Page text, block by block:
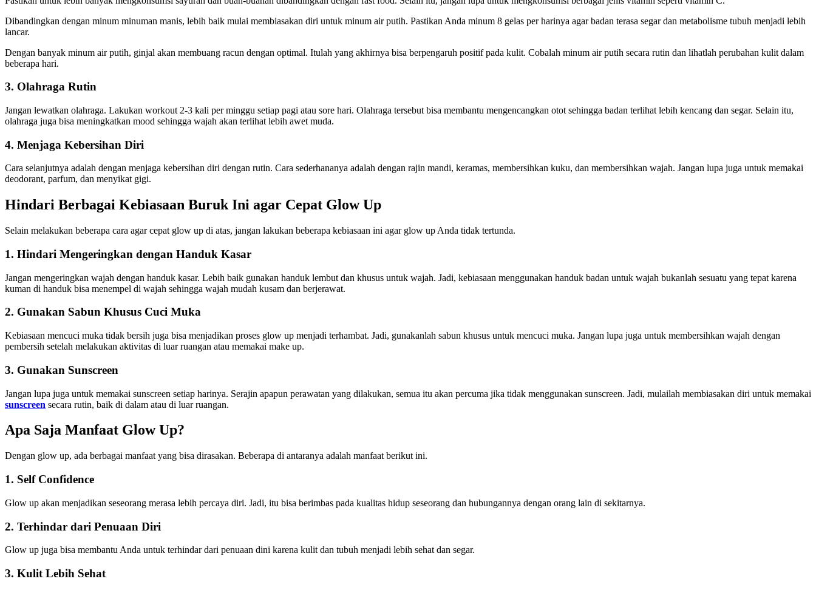
Dibandingkan dengan minum minuman manis, lebih baik mulai membiasakan diri untuk minum air putih. Pastikan Anda minum 8 gelas per harinya agar badan terasa segar dan metabolisme tubuh menjadi lebih
lancar.
Dengan banyak minum air putih, ginjal akan membuang racun dengan optimal. Itulah yang akhirnya bisa berpengaruh positif pada kulit. Cobalah minum air putih secara rutin dan lihatlah perubahan kulit dalam
beberapa hari.
3. Olahraga Rutin
Jangan lewatkan olahraga. Lakukan workout 2-3 kali per minggu setiap pagi atau sore hari. Olahraga tersebut bisa membantu mengencangkan otot sehingga badan terlihat lebih kencang dan segar. Selain itu,
olahraga juga bisa meningkatkan mood sehingga wajah akan terlihat lebih awet muda.
4. Menjaga Kebersihan Diri
Cara selanjutnya adalah dengan menjaga kebersihan diri dengan rutin. Cara sederhananya adalah dengan rajin mandi, keramas, membersihkan kuku, dan membersihkan wajah. Jangan lupa juga untuk memakai
deodorant, parfum, dan menyikat gigi.
Hindari Berbagai Kebiasaan Buruk Ini agar Cepat Glow Up
Selain melakukan beberapa cara agar cepat glow up di atas, jangan lakukan beberapa kebiasaan ini agar glow up Anda tidak tertunda.
1. Hindari Mengeringkan dengan Handuk Kasar
Jangan mengeringkan wajah dengan handuk kasar. Lebih baik gunakan handuk lembut dan khusus untuk wajah. Jadi, kebiasaan menggunakan handuk badan untuk wajah bukanlah sesuatu yang tepat karena
kuman di handuk bisa menempel di wajah sehingga wajah mudah kusam dan berjerawat.
2. Gunakan Sabun Khusus Cuci Muka
Kebiasaan mencuci muka tidak bersih juga bisa menjadikan proses glow up menjadi terhambat. Jadi, gunakanlah sabun khusus untuk mencuci muka. Jangan lupa juga untuk membersihkan wajah dengan
pembersih setelah melakukan aktivitas di luar ruangan atau memakai make up.
3. Gunakan Sunscreen
Jangan lupa juga untuk memakai sunscreen setiap harinya. Serajin apapun perawatan yang dilakukan, semua itu akan percuma jika tidak menggunakan sunscreen. Jadi, mulailah membiasakan diri untuk memakai
sunscreen secara rutin, baik di dalam atau di luar ruangan.
Apa Saja Manfaat Glow Up?
Dengan glow up, ada berbagai manfaat yang bisa dirasakan. Beberapa di antaranya adalah manfaat berikut ini.
1. Self Confidence
Glow up akan menjadikan seseorang merasa lebih percaya diri. Jadi, itu bisa berimbas pada kualitas hidup seseorang dan hubungannya dengan orang lain di sekitarnya.
2. Terhindar dari Penuaan Diri
Glow up juga bisa membantu Anda untuk terhindar dari penuaan dini karena kulit dan tubuh menjadi lebih sehat dan segar.
3. Kulit Lebih Sehat